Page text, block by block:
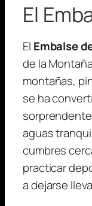
El
El Embalse
de la
montañas,
se ha
aguas
cumbres
practicar
a dejarse